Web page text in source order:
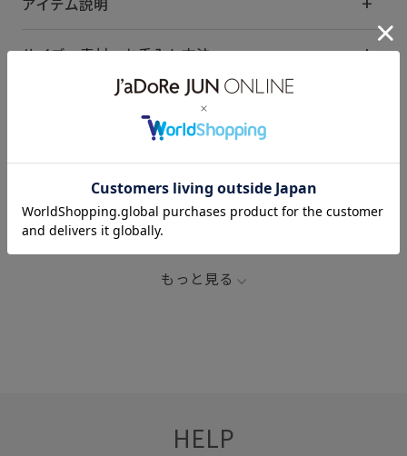
サイズ・素材・お手入れ方法
LB_COUPON tres アンダーウェア
アンダーウェア2024
もっと見る
HELP